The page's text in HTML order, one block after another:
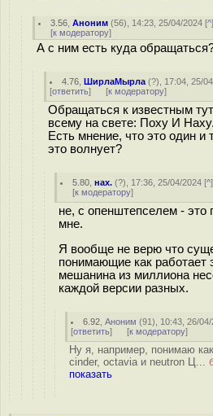
3.56 ,Аноним (56), 14:23, 25/04/2024 [^
[к модератору]
А с ним есть куда
4.76 ,ШирлаМырла (?), 17:04, 25/
[ответить] [к модератору]
Обращаться к известным
всему на свете: Поху И Наху.
Есть мнение, что это один и
это волнует?
5.80 ,нах. (?), 17:36, 25/04/2024 [^
[к модератору]
не, с опенштепселем - это
мне.
Я вообще не верю что
понимающие как работает
мешанина из миллиона
каждой версии разных.
6.92 ,Аноним (91), 10:43, 26/
[ответить] [к модератору]
Ну я, например, понимаю
cinder, octavia и neutron Ц...
показать